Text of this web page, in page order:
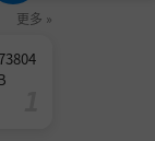
更多 »